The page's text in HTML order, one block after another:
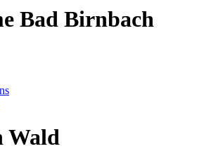
Bad Birnbach
Wald